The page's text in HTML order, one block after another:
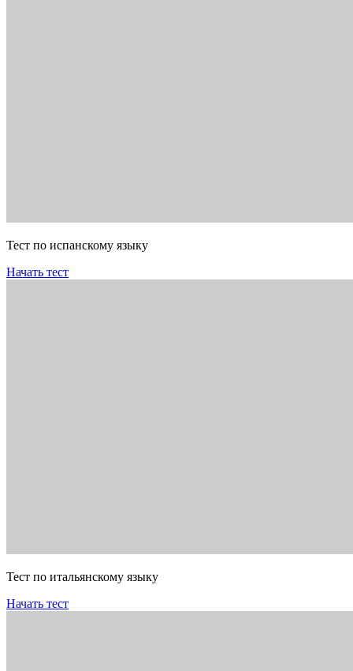
Тест по испанскому языку
Начать тест
Тест по итальянскому языку
Начать тест